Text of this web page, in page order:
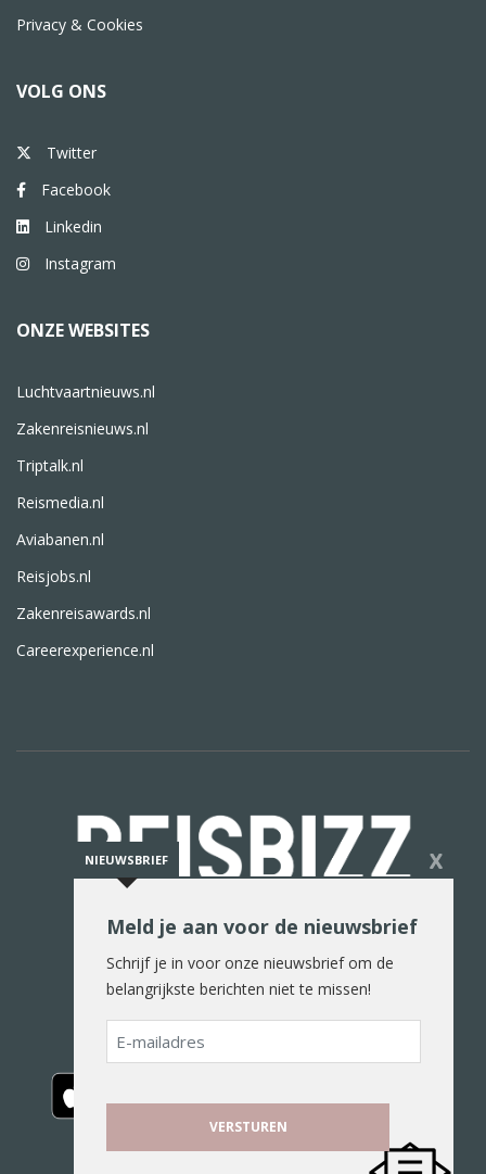
Privacy & Cookies
VOLG ONS
Twitter
Facebook
Linkedin
Instagram
ONZE WEBSITES
Luchtvaartnieuws.nl
Zakenreisnieuws.nl
Triptalk.nl
Reismedia.nl
Aviabanen.nl
Reisjobs.nl
Zakenreisawards.nl
Careerexperience.nl
De reiswereld in woord en beeld
NIEUWSBRIEF X
Meld je aan voor de nieuwsbrief
Schrijf je in voor onze nieuwsbrief om de
belangrijkste berichten niet te missen!
E-
mailadres